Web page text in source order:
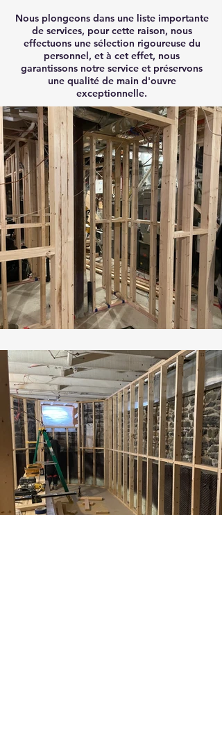
Nous plongeons dans une liste importante
de services, pour cette raison, nous
effectuons une sélection rigoureuse du
personnel, et à cet effet, nous
garantissons notre service et préservons
une qualité de main d'ouvre
exceptionnelle.